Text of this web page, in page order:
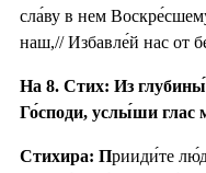
сла́ву в нем
наш,// Избавле́й нас от
На 8. Стих: Из глубины́
Го́споди, услы́ши глас
Стихира: Прииди́те